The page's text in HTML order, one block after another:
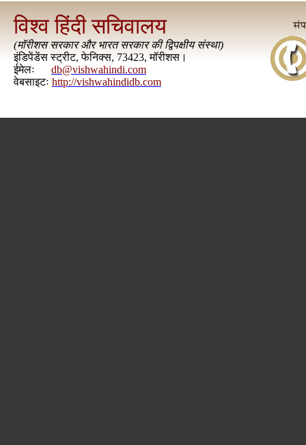
विश्व हिंदी सचिवालय
(मॉरीशस सरकार और भारत सरकार की द्विपक्षीय संस्था)
इंडिपेंडेंस स्ट्रीट, फेनिक्स, 73423, मॉरीशस।
ईमेलः
db@vishwahindi.com
वेबसाइटः http://vishwahindidb.com